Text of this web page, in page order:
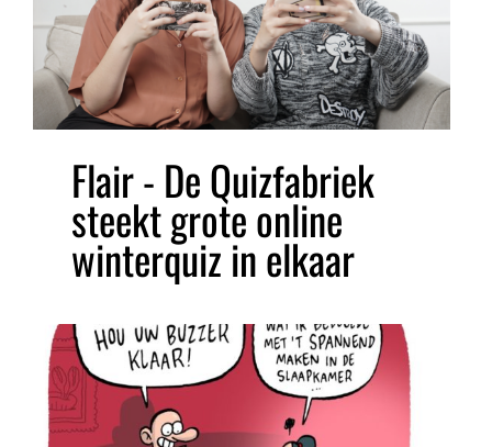
Flair - De Quizfabriek
steekt grote online
winterquiz in elkaar